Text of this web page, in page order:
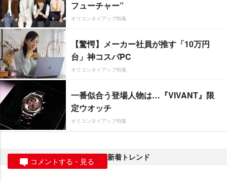
フューチャー”
オリコンタイアップ特集
【驚愕】メーカー社員が推す「10万円
台」神コスパPC
オリコンタイアップ特集
一番似合う登場人物は…『VIVANT』限
定ウオッチ
オリコンタイアップ特集
コメントする・見る 新着トレンド